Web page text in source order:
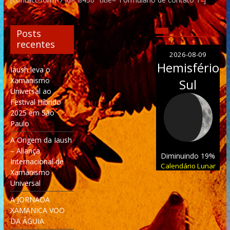
Posts
recentes
Iaush leva o
Xamanismo
Universal ao
Festival Híbrido
2025 em São
Paulo
A Origem da Iaush
– Aliança
Internacional de
Xamanismo
Universal
A JORNADA
XAMANICA VOO
DA ÁGUIA
2026-08-09
Hemisfério
Sul
Diminuindo 19%
Calendário Lunar